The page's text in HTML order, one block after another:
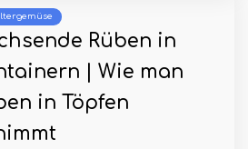
Rüben in
| Wie man
in Töpfen